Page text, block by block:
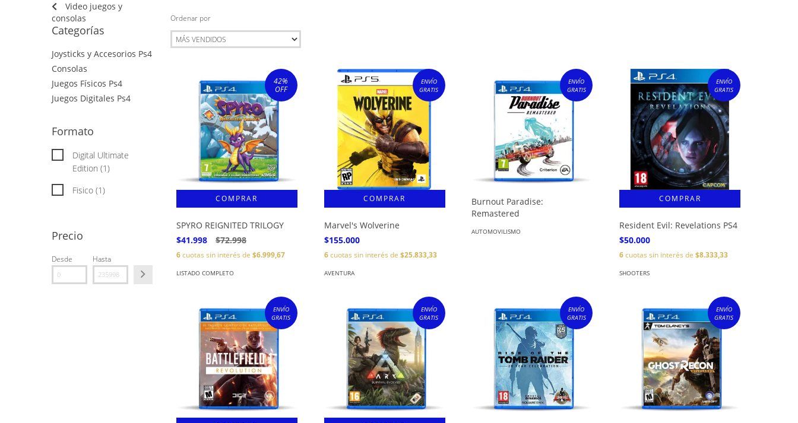
Video juegos y
consolas
Categorías
Joysticks y Accesorios Ps4
Consolas
Juegos Físicos Ps4
Juegos Digitales Ps4
Formato
Digital Ultimate
Edition (1)
Fisico (1)
Precio
Desde Hasta
Ordenar por
42%
OFF
SPYRO REIGNITED TRILOGY
$41.998
$72.998
6cuotas sin interés de $6.999,67
LISTADO COMPLETO
ENVÍO
GRATIS
Marvel's Wolverine
$155.000
6cuotas sin interés de $25.833,33
AVENTURA
ENVÍO
GRATIS
Burnout Paradise:
Remastered
AUTOMOVILISMO
ENVÍO
GRATIS
Resident Evil: Revelations PS4
$50.000
6cuotas sin interés de$8.333,33
SHOOTERS
ENVÍO
GRATIS
ENVÍO
GRATIS
ENVÍO
GRATIS
ENVÍO
GRATIS